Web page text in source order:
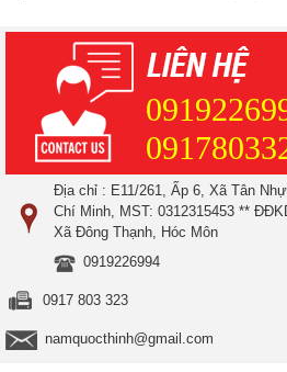
Địa chỉ : E11/261, Ấp 6, Xã Tân
Chí Minh, MST: 0312315453 **
Xã Đông Thạnh, Hóc Môn
0919226994
0917 803 323
namquocthinh@gmail.com